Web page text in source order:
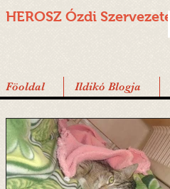
HEROSZ Ózdi Szervezete
Föoldal Ildikó Blogja